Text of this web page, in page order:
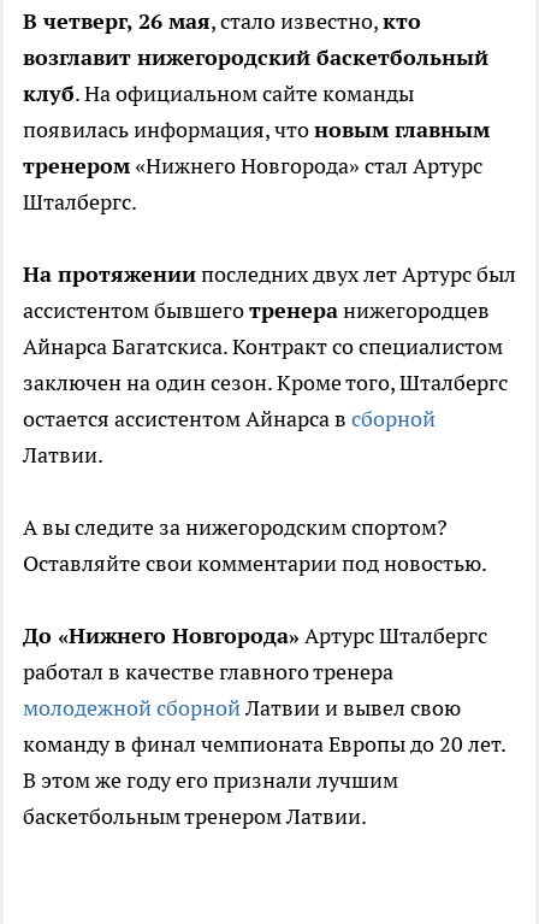
В четверг, 26 мая, стало известно,кто
возглавит нижегородский баскетбольный
клуб. На официальном сайте команды
появилась информация, чтоновым главным
тренером «Нижнего Новгорода» стал Артурс
Шталбергс.
На протяжениипоследних двух лет Артурс был
ассистентом бывшеготренеранижегородцев
Айнарса Багатскиса. Контракт со специалистом
заключен на один сезон. Кроме того, Шталбергс
остается ассистентом Айнарса в сборной
Латвии.
А вы следите за нижегородским спортом?
Оставляйте свои комментарии под новостью.
До «Нижнего Новгорода» Артурс Шталбергс
работал в качестве главного тренера
молодежной сборнойЛатвии и вывел свою
команду в финал чемпионата Европы до 20 лет.
В этом же году его признали лучшим
баскетбольным тренером Латвии.